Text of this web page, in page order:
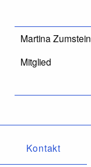
Martina Zumstein
Mitglied
Kontakt